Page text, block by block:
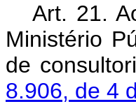
Art. 21.
Ministério
de
8.906, de 4